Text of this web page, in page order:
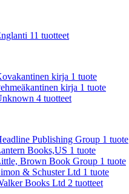
11 tuotteet
kirja 1 tuote
kirja 1 tuote
4 tuotteet
Publishing Group 1 tuote
Books,US 1 tuote
Brown Book Group 1 tuote
& Schuster Ltd 1 tuote
Books Ltd 2 tuotteet